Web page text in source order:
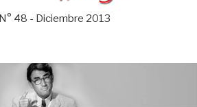
N° 48 - Diciembre 2013